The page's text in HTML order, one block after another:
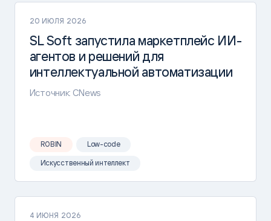
20 ИЮЛЯ 2026
SL Soft запустила маркетплейс ИИ-
агентов и решений для
интеллектуальной автоматизации
Источник: CNews
ROBIN Low-code
Искусственный интеллект
4 ИЮНЯ 2026